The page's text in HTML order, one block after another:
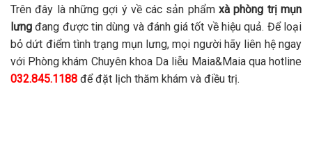
Trên đây là những gợi ý về các sản phẩmxà phòng trị mụn
lưng đang được tin dùng và đánh giá tốt về hiệu quả. Để loại
bỏ dứt điểm tình trạng mụn lưng, mọi người hãy liên hệ ngay
với Phòng khám Chuyên khoa Da liễu Maia&Maia qua hotline
032.845.1188 để đặt lịch thăm khám và điều trị.